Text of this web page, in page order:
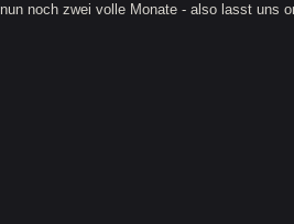
nun noch zwei volle Monate - also lasst uns